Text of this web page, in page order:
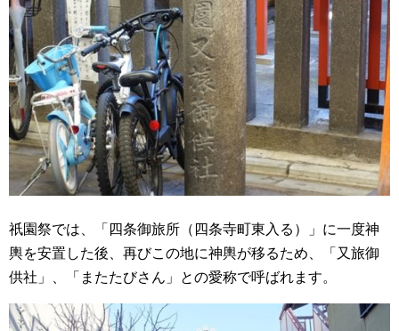
祇園祭では、「四条御旅所（四条寺町東入る）」に一度神
輿を安置した後、再びこの地に神輿が移るため、「又旅御
供社」、「またたびさん」との愛称で呼ばれます。